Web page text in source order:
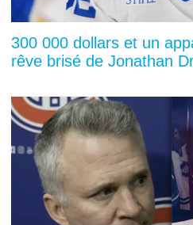
300 000 dollars et un
rêve brisé de Jonathan